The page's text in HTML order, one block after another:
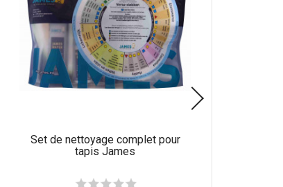
Set de nettoyage complet pour
tapis James